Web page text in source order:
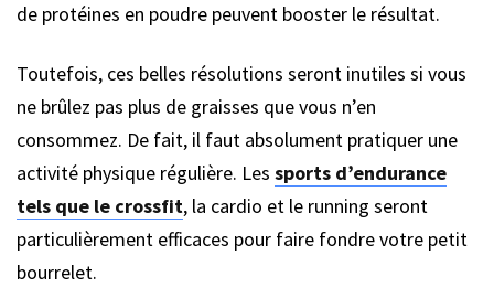
de protéines en poudre peuvent booster le résultat.
Toutefois, ces belles résolutions seront inutiles si vous
ne brûlez pas plus de graisses que vous n’en
consommez. De fait, il faut absolument pratiquer une
activité physique régulière. Les sports d’endurance
tels que le crossfit, la cardio et le running seront
particulièrement efficaces pour faire fondre votre petit
bourrelet.